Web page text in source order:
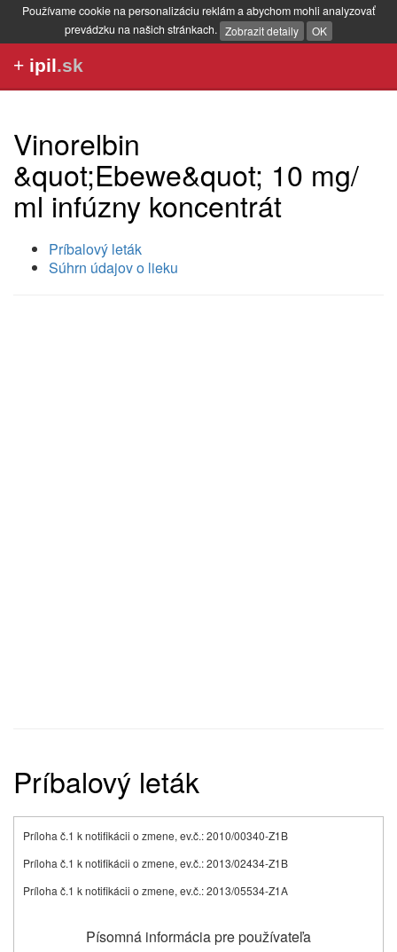
Používame cookie na personalizáciu reklám a abychom mohli analyzovať
prevádzku na našich stránkach. Zobrazit detaily OK
+ ipil.sk
Vinorelbin
&quot;Ebewe&quot; 10 mg/
ml infúzny koncentrát
Príbalový leták
Súhrn údajov o lieku
Príbalový leták
Príloha č.1 k notifikácii o zmene, ev.č.: 2010/00340-Z1B
Príloha č.1 k notifikácii o zmene, ev.č.: 2013/02434-Z1B
Príloha č.1 k notifikácii o zmene, ev.č.: 2013/05534-Z1A
Písomná informácia pre používateľa